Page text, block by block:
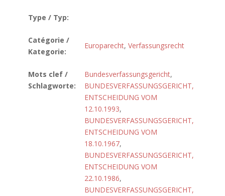
Type / Typ:
Catégorie /
Kategorie:
Europarecht, Verfassungsrecht
Mots clef /
Schlagworte:
Bundesverfassungsgericht,
BUNDESVERFASSUNGSGERICHT,
ENTSCHEIDUNG VOM
12.10.1993,
BUNDESVERFASSUNGSGERICHT,
ENTSCHEIDUNG VOM
18.10.1967,
BUNDESVERFASSUNGSGERICHT,
ENTSCHEIDUNG VOM
22.10.1986,
BUNDESVERFASSUNGSGERICHT,